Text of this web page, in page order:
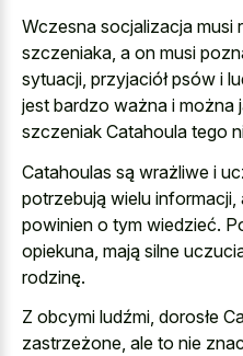
Wczesna socjalizacja musi
szczeniaka, a on musi
sytuacji, przyjaciół psów i
jest bardzo ważna i można
szczeniak Catahoula tego
Catahoulas są wrażliwe i
potrzebują wielu
powinien o tym wiedzieć.
opiekuna, mają silne
rodzinę.
Z obcymi ludźmi, dorosłe
zastrzeżone, ale to nie